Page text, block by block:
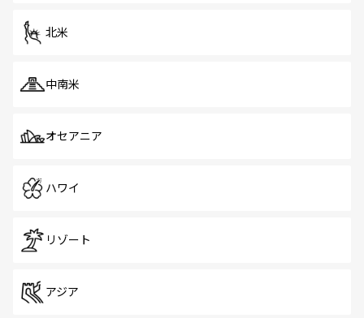
北米
中南米
オセアニア
ハワイ
リゾート
アジア